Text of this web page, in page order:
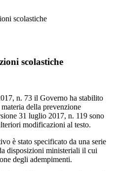
scolastiche
scolastiche
n. 73 il Governo ha stabilito
della prevenzione
31 luglio 2017, n. 119 sono
modificazioni al testo.
è stato specificato da una serie
disposizioni ministeriali il cui
degli adempimenti.